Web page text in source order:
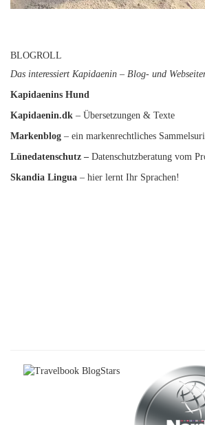
BLOGROLL
Das interessiert Kapidaenin – Blog- und
Kapidaenins Hund
Kapidaenin.dk – Übersetzungen & Texte
Markenblog – ein markenrechtliches
Lünedatenschutz – Datenschutzberatung vom
Skandia Lingua – hier lernt Ihr Sprachen!